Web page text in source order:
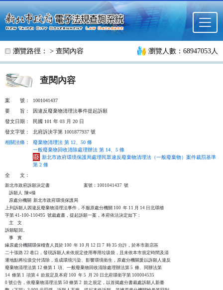
跳至主要內容
瀏覽路徑： > 查閱內容 瀏覽人數：68947053人
查閱內容
案 號：
1001041437
要
旨：
因違反廢棄物清理法事件提起訴願
發文日期：
民國 101 年 03 月 20 日
發文字號：
北府訴決字第 1001877937 號
相關法條 ：
廢棄物清理法 第 12、50 條
一般廢棄物回收清除處理辦法 第 14、5 條
新北市政府環境保護局處理民眾違反廢棄物清理法（一般廢棄物）案件裁罰基準
第 2 條
全
文：
新北市政府訴願決定書                                  案號：1001041437  號
    訴願人  陳○臻
    原處分機關  新北市政府環境保護局
上列訴願人因違反廢棄物清理法事件，不服原處分機關 100  年 11 月 14 日北環稽
字第 41-100-110495  號裁處書，提起訴願一案，本府依法決定如下：
    主    文
訴願駁回。
    事    實
緣原處分機關環保稽查人員於 100  年 10 月 12 日 7  時 35 分許，於本市新店區
二十張路 22 巷口，發現訴願人未依規定使用專用垃圾袋，且未依本市規定時間及清
運地點將垃圾交付清除，造成環境污染、影響環境衛生，原處分機關爰以訴願人違反
廢棄物清理法第 12 條第 1  項、一般廢棄物回收清除處理辦法第 5  條、同辦法第
14  條第 1  項第 4  款規定及本府 100  年 5  月 20 日北府環衛字第 100004535
0 號公告，依廢棄物清理法第 50 條第 2  款之規定，以首揭處分書裁處訴願人新臺